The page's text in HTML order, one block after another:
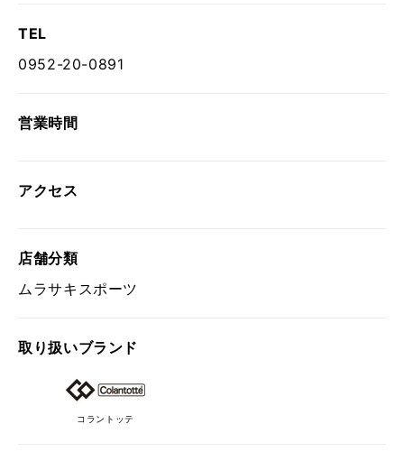
TEL
0952-20-0891
営業時間
アクセス
店舗分類
ムラサキスポーツ
取り扱いブランド
コラントッテ